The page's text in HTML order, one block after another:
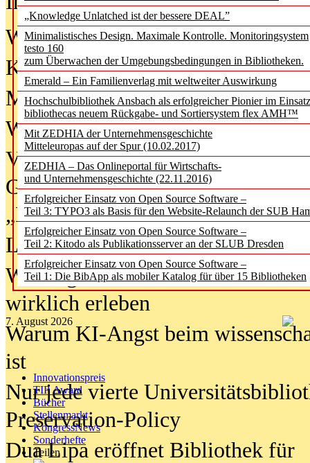
„Knowledge Unlatched ist der bessere DEAL”
Minimalistisches Design. Maximale Kontrolle. Monitoringsystem
testo 160
zum Überwachen der Umgebungsbedingungen in Bibliotheken.
Emerald – Ein Familienverlag mit weltweiter Auswirkung
Hochschulbibliothek Ansbach als erfolgreicher Pionier im
bibliothecas neuem Rückgabe- und Sortiersystem flex AMH™
Mit ZEDHIA der Unternehmensgeschichte
Mitteleuropas auf der Spur (10.02.2017)
ZEDHIA – Das Onlineportal für Wirtschafts-
und Unternehmensgeschichte (22.11.2016)
Erfolgreicher Einsatz von Open Source Software –
Teil 3: TYPO3 als Basis für den Website-Relaunch der SUB
Erfolgreicher Einsatz von Open Source Software –
Teil 2: Kitodo als Publikationsserver an der SLUB Dresden
Erfolgreicher Einsatz von Open Source Software –
Teil 1: Die BibApp als mobiler Katalog für über 15 Bibliotheken
7. August 2026
Innovationspreis
TIP Award
Bücher
Stellenmarkt
KongressNews
Sonderhefte
Teilen
Was Hochschul­bibliotheken von
Kinder in der digitalen Welt
Metadaten als Infrastruktur
Wenn Bots katalogisieren
Von Abschlusskleidern bis
Geisterjagd-Ausrüstung in der
„Library of Things“ unterwegs
Lesen als Infrastrukturaufgabe
Wie Jugendliche Social Media
wirklich erleben
Warum KI-Angst beim
ist
Nur jede vierte
Preservation-Policy
Dua Lipa eröffnet Bibliothek für